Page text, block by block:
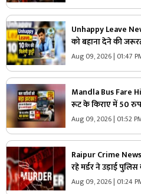
Unhappy Leave
को बहाना देने की
मिलेगी 10 दिन की
Aug 09, 2026 | 01:47
Mandla Bus Fare
रूट के किराए में 50
Aug 09, 2026 | 01:52
Raipur Crime
रहे मर्डर ने उड़ाई
कमिश्नरेट प्रणाली को
Aug 09, 2026 | 01:24